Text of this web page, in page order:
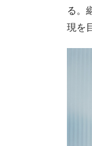
る。
現を